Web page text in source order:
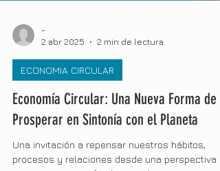
2 abr 2025
2 min de lectura
ECONOMIA CIRCULAR
Economía Circular: Una Nueva Forma de
Prosperar en Sintonía con el Planeta